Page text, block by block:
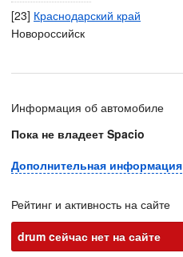
[23] Краснодарский край
Новороссийск
Информация об автомобиле
Пока не владеет Spacio
Дополнительная информация
Рейтинг и активность на сайте
drum cейчас нет на сайте